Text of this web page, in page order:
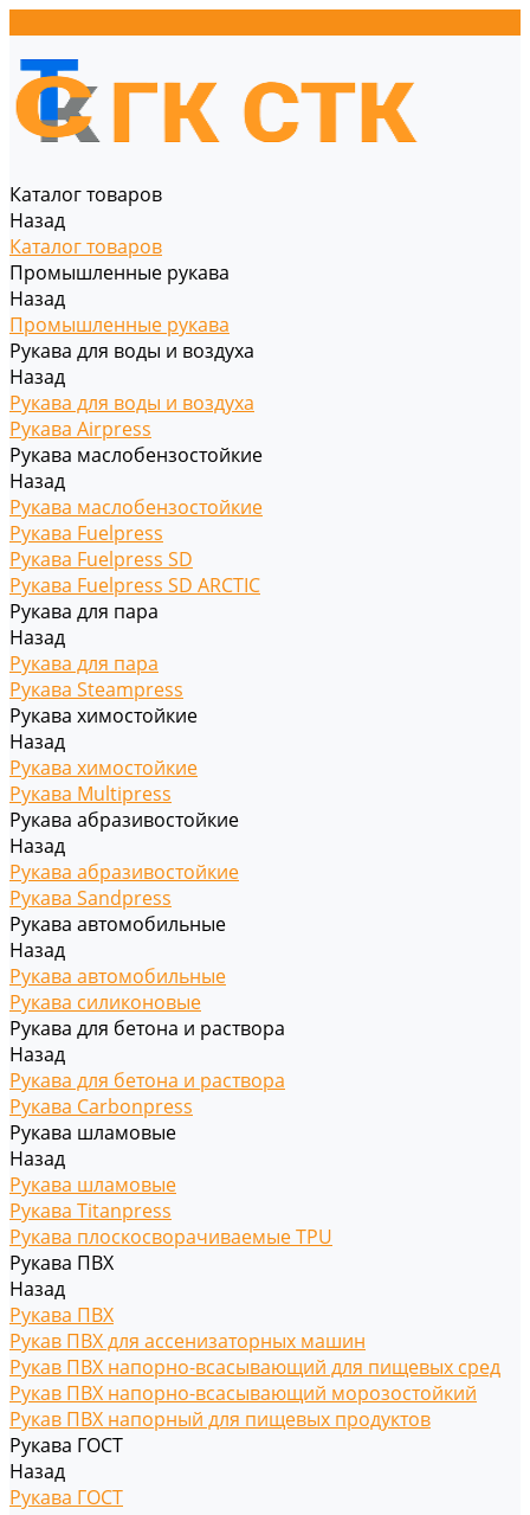
Каталог товаров
Назад
Каталог товаров
Промышленные рукава
Назад
Промышленные рукава
Рукава для воды и воздуха
Назад
Рукава для воды и воздуха
Рукава Airpress
Рукава маслобензостойкие
Назад
Рукава маслобензостойкие
Рукава Fuelpress
Рукава Fuelpress SD
Рукава Fuelpress SD ARCTIC
Рукава для пара
Назад
Рукава для пара
Рукава Steampress
Рукава химостойкие
Назад
Рукава химостойкие
Рукава Multipress
Рукава абразивостойкие
Назад
Рукава абразивостойкие
Рукава Sandpress
Рукава автомобильные
Назад
Рукава автомобильные
Рукава силиконовые
Рукава для бетона и раствора
Назад
Рукава для бетона и раствора
Рукава Carbonpress
Рукава шламовые
Назад
Рукава шламовые
Рукава Titanpress
Рукава плоскосворачиваемые TPU
Рукава ПВХ
Назад
Рукава ПВХ
Рукав ПВХ для ассенизаторных машин
Рукав ПВХ напорно-всасывающий для пищевых сред
Рукав ПВХ напорно-всасывающий морозостойкий
Рукав ПВХ напорный для пищевых продуктов
Рукава ГОСТ
Назад
Рукава ГОСТ